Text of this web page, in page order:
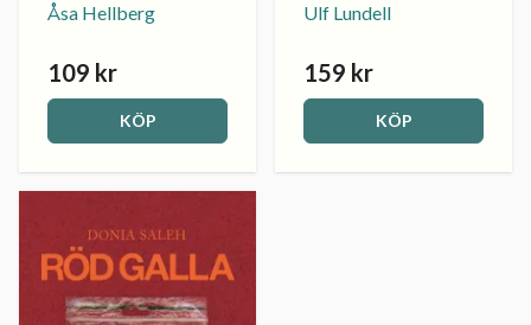
Åsa Hellberg
109 kr
KÖP
Ulf Lundell
159 kr
KÖP